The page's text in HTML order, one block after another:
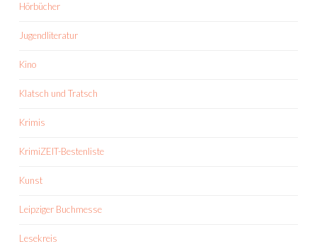
Hörbücher
Jugendliteratur
Kino
Klatsch und Tratsch
Krimis
KrimiZEIT-Bestenliste
Kunst
Leipziger Buchmesse
Lesekreis